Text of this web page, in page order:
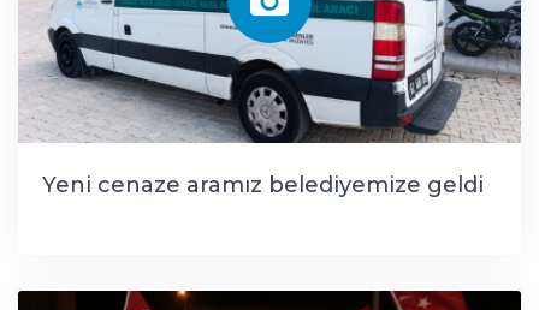
Yeni cenaze aramız belediyemize geldi